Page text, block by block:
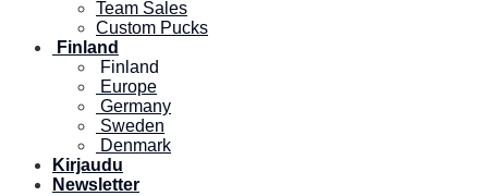
Team Sales
Custom Pucks
Finland
Finland
Europe
Germany
Sweden
Denmark
Kirjaudu
Newsletter